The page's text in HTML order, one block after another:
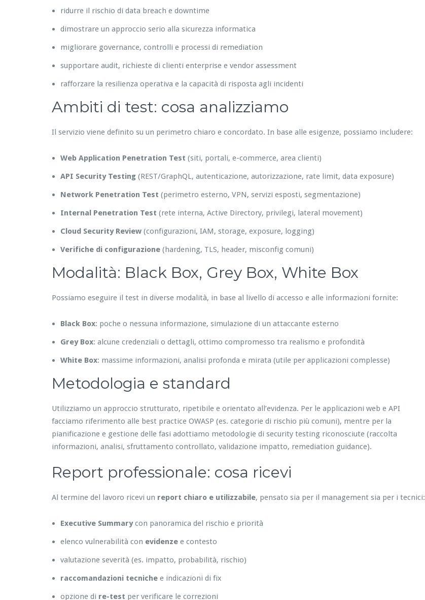
ridurre il rischio di data breach e downtime
dimostrare un approccio serio alla sicurezza informatica
migliorare governance, controlli e processi di remediation
supportare audit, richieste di clienti enterprise e vendor assessment
rafforzare la resilienza operativa e la capacità di risposta agli incidenti
Ambiti di test: cosa analizziamo
Il servizio viene definito su un perimetro chiaro e concordato. In base alle esigenze, possiamo includere:
Web Application Penetration Test (siti, portali, e-commerce, area clienti)
API Security Testing (REST/GraphQL, autenticazione, autorizzazione, rate limit, data exposure)
Network Penetration Test (perimetro esterno, VPN, servizi esposti, segmentazione)
Internal Penetration Test (rete interna, Active Directory, privilegi, lateral movement)
Cloud Security Review (configurazioni, IAM, storage, exposure, logging)
Verifiche di configurazione (hardening, TLS, header, misconfig comuni)
Modalità: Black Box, Grey Box, White Box
Possiamo eseguire il test in diverse modalità, in base al livello di accesso e alle informazioni fornite:
Black Box: poche o nessuna informazione, simulazione di un attaccante esterno
Grey Box: alcune credenziali o dettagli, ottimo compromesso tra realismo e profondità
White Box: massime informazioni, analisi profonda e mirata (utile per applicazioni complesse)
Metodologia e standard
Utilizziamo un approccio strutturato, ripetibile e orientato all’evidenza. Per le applicazioni web e API
facciamo riferimento alle best practice OWASP (es. categorie di rischio più comuni), mentre per la
pianificazione e gestione delle fasi adottiamo metodologie di security testing riconosciute (raccolta
informazioni, analisi, sfruttamento controllato, validazione impatto, remediation guidance).
Report professionale: cosa ricevi
Al termine del lavoro ricevi un report chiaro e utilizzabile, pensato sia per il management sia per i tecnici:
Executive Summarycon panoramica del rischio e priorità
elenco vulnerabilità con evidenze e contesto
valutazione severità (es. impatto, probabilità, rischio)
raccomandazioni tecniche e indicazioni di fix
opzione di re-test per verificare le correzioni